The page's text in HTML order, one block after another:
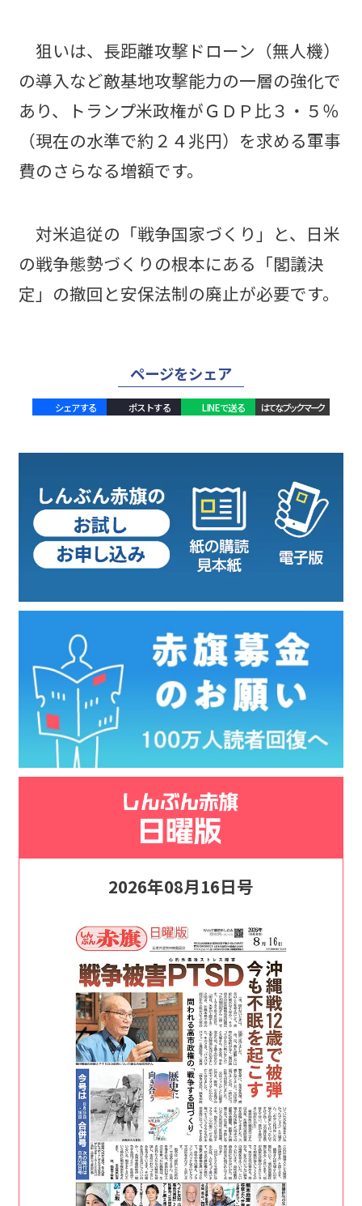
狙いは、長距離攻撃ドローン（無人機）
の導入など敵基地攻撃能力の一層の強化で
あり、トランプ米政権がＧＤＰ比３・５％
（現在の水準で約２４兆円）を求める軍事
費のさらなる増額です。
対米追従の「戦争国家づくり」と、日米
の戦争態勢づくりの根本にある「閣議決
定」の撤回と安保法制の廃止が必要です。
ページをシェア
シェアする ポストする LINEで送る はてなブックマーク
2026年08月16日号